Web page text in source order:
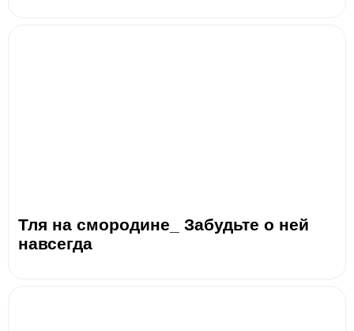
Тля на смородине_ Забудьте о ней
навсегда